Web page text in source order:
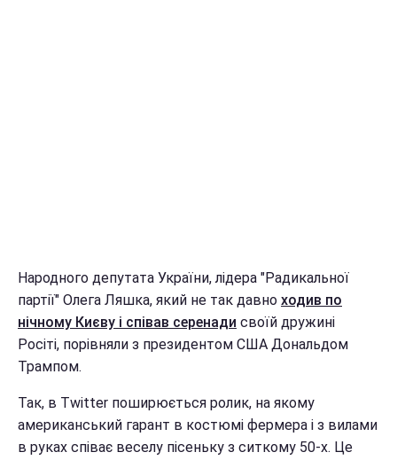
Народного депутата України, лідера "Радикальної
партії" Олега Ляшка, який не так давно ходив по
нічному Києву і співав серенади своїй дружині
Росіті, порівняли з президентом США Дональдом
Трампом.
Так, в Twitter поширюється ролик, на якому
американський гарант в костюмі фермера і з вилами
в руках співає веселу пісеньку з ситкому 50-х. Це